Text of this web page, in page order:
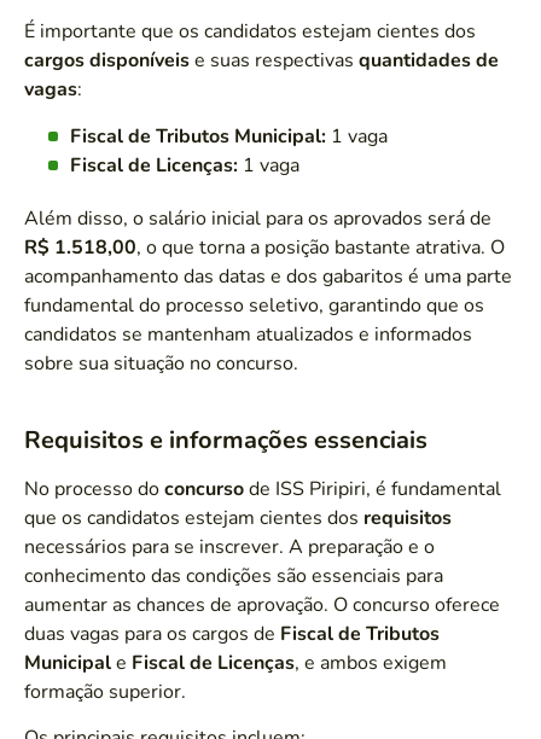
É importante que os candidatos estejam cientes dos
cargos disponíveise suas respectivas quantidades de
vagas:
Fiscal de Tributos Municipal: 1 vaga
Fiscal de Licenças: 1 vaga
Além disso, o salário inicial para os aprovados será de
R$ 1.518,00, o que torna a posição bastante atrativa. O
acompanhamento das datas e dos gabaritos é uma parte
fundamental do processo seletivo, garantindo que os
candidatos se mantenham atualizados e informados
sobre sua situação no concurso.
Requisitos e informações essenciais
No processo doconcursode ISS Piripiri, é fundamental
que os candidatos estejam cientes dos requisitos
necessários para se inscrever. A preparação e o
conhecimento das condições são essenciais para
aumentar as chances de aprovação. O concurso oferece
duas vagas para os cargos de Fiscal de Tributos
Municipale Fiscal de Licenças, e ambos exigem
formação superior.